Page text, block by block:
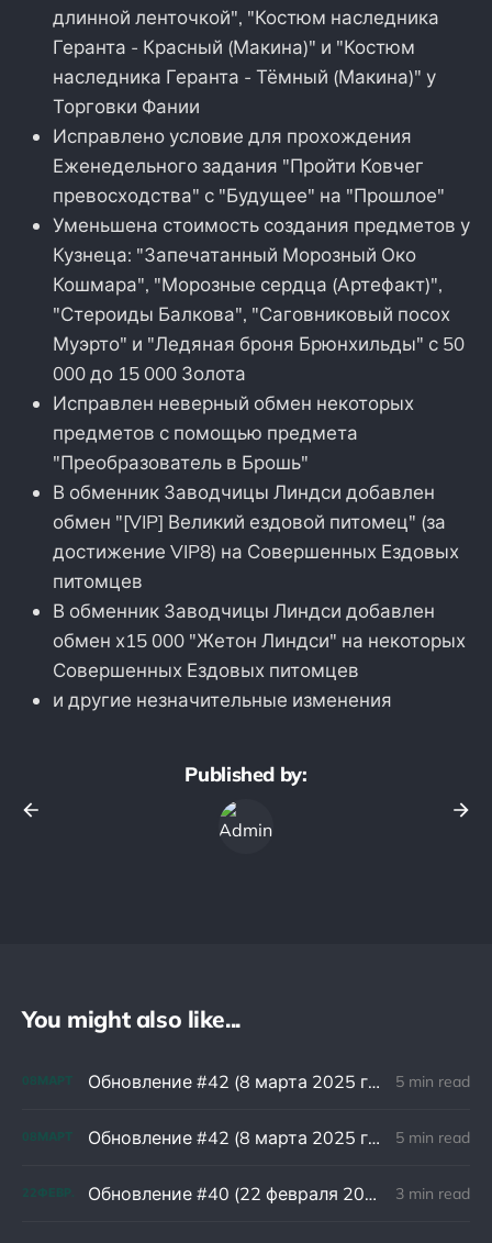
длинной ленточкой", "Костюм наследника
Геранта - Красный (Макина)" и "Костюм
наследника Геранта - Тёмный (Макина)" у
Торговки Фании
Исправлено условие для прохождения
Еженедельного задания "Пройти Ковчег
превосходства" с "Будущее" на "Прошлое"
Уменьшена стоимость создания предметов у
Кузнеца: "Запечатанный Морозный Око
Кошмара", "Морозные сердца (Артефакт)",
"Стероиды Балкова", "Саговниковый посох
Муэрто" и "Ледяная броня Брюнхильды" с 50
000 до 15 000 Золота
Исправлен неверный обмен некоторых
предметов с помощью предмета
"Преобразователь в Брошь"
В обменник Заводчицы Линдси добавлен
обмен "[VIP] Великий ездовой питомец" (за
достижение VIP8) на Совершенных Ездовых
питомцев
В обменник Заводчицы Линдси добавлен
обмен х15 000 "Жетон Линдси" на некоторых
Совершенных Ездовых питомцев
и другие незначительные изменения
Published by:
You might also like...
08МАРТ Обновление #42 (8 марта 2025 года) 5 min read
08МАРТ Обновление #42 (8 марта 2025 года) 5 min read
22ФЕВР. Обновление #40 (22 февраля 2025 года) 3 min read